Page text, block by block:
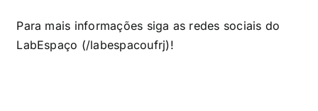
Para mais informações siga as redes sociais do
LabEspaço (/labespacoufrj)!